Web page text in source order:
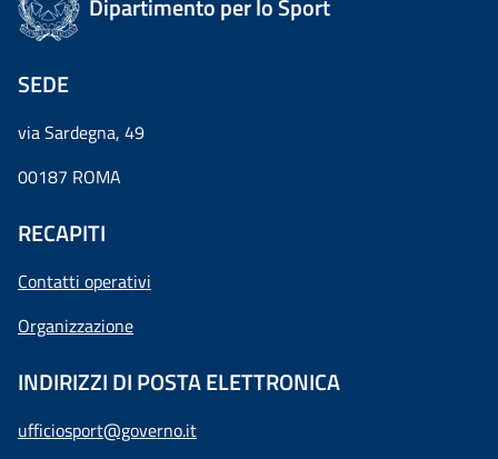
SEDE
via Sardegna, 49
00187 ROMA
RECAPITI
Contatti operativi
Organizzazione
INDIRIZZI DI POSTA ELETTRONICA
ufficiosport@governo.it